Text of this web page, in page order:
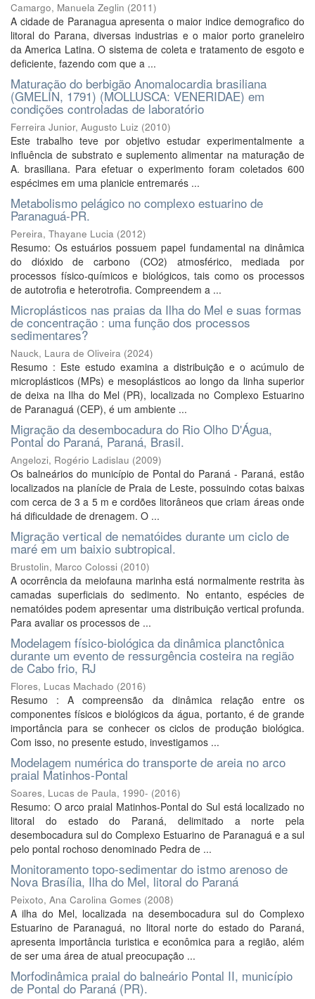
Camargo, Manuela Zeglin (2011)
A cidade de Paranagua apresenta o maior indice demografico do
litoral do Parana, diversas industrias e o maior porto graneleiro
da America Latina. O sistema de coleta e tratamento de esgoto e
deficiente, fazendo com que a ...
Maturação do berbigão Anomalocardia brasiliana
(GMELIN, 1791) (MOLLUSCA: VENERIDAE) em
condições controladas de laboratório
Ferreira Junior, Augusto Luiz (2010)
Este trabalho teve por objetivo estudar experimentalmente a
influência de substrato e suplemento alimentar na maturação de
A. brasiliana. Para efetuar o experimento foram coletados 600
espécimes em uma planicie entremarés ...
Metabolismo pelágico no complexo estuarino de
Paranaguá-PR.
Pereira, Thayane Lucia (2012)
Resumo: Os estuários possuem papel fundamental na dinâmica
do dióxido de carbono (CO2) atmosférico, mediada por
processos físico-químicos e biológicos, tais como os processos
de autotrofia e heterotrofia. Compreendem a ...
Microplásticos nas praias da Ilha do Mel e suas formas
de concentração : uma função dos processos
sedimentares?
Nauck, Laura de Oliveira (2024)
Resumo : Este estudo examina a distribuição e o acúmulo de
microplásticos (MPs) e mesoplásticos ao longo da linha superior
de deixa na Ilha do Mel (PR), localizada no Complexo Estuarino
de Paranaguá (CEP), é um ambiente ...
Migração da desembocadura do Rio Olho D'Água,
Pontal do Paraná, Paraná, Brasil.
Angelozi, Rogério Ladislau (2009)
Os balneários do município de Pontal do Paraná - Paraná, estão
localizados na planície de Praia de Leste, possuindo cotas baixas
com cerca de 3 a 5 m e cordões litorâneos que criam áreas onde
há dificuldade de drenagem. O ...
Migração vertical de nematóides durante um ciclo de
maré em um baixio subtropical.
Brustolin, Marco Colossi (2010)
A ocorrência da meiofauna marinha está normalmente restrita às
camadas superficiais do sedimento. No entanto, espécies de
nematóides podem apresentar uma distribuição vertical profunda.
Para avaliar os processos de ...
Modelagem físico-biológica da dinâmica planctônica
durante um evento de ressurgência costeira na região
de Cabo frio, RJ
Flores, Lucas Machado (2016)
Resumo : A compreensão da dinâmica relação entre os
componentes físicos e biológicos da água, portanto, é de grande
importância para se conhecer os ciclos de produção biológica.
Com isso, no presente estudo, investigamos ...
Modelagem numérica do transporte de areia no arco
praial Matinhos-Pontal
Soares, Lucas de Paula, 1990- (2016)
Resumo: O arco praial Matinhos-Pontal do Sul está localizado no
litoral do estado do Paraná, delimitado a norte pela
desembocadura sul do Complexo Estuarino de Paranaguá e a sul
pelo pontal rochoso denominado Pedra de ...
Monitoramento topo-sedimentar do istmo arenoso de
Nova Brasília, Ilha do Mel, litoral do Paraná
Peixoto, Ana Carolina Gomes (2008)
A ilha do Mel, localizada na desembocadura sul do Complexo
Estuarino de Paranaguá, no litoral norte do estado do Paraná,
apresenta importância turistica e econômica para a região, além
de ser uma área de atual preocupação ...
Morfodinâmica praial do balneário Pontal II, município
de Pontal do Paraná (PR).